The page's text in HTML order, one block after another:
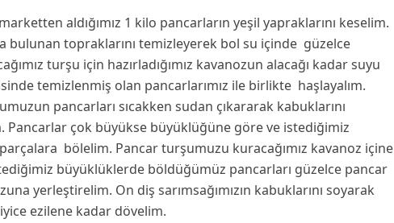
aldığımız 1 kilo pancarların yeşil yapraklarını keselim.
bulunan topraklarını temizleyerek bol su içinde güzelce
turşu için hazırladığımız kavanozun alacağı kadar suyu
temizlenmiş olan pancarlarımız ile birlikte haşlayalım.
pancarları sıcakken sudan çıkararak kabuklarını
Pancarlar çok büyükse büyüklüğüne göre ve istediğimiz
bölelim. Pancar turşumuzu kuracağımız kavanoz içine
büyüklüklerde böldüğümüz pancarları güzelce pancar
yerleştirelim. On diş sarımsağımızın kabuklarını soyarak
ezilene kadar dövelim.